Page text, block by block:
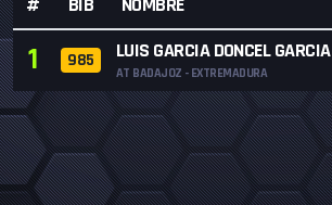
1 985 LUIS GARCIA DONCEL GARCIA
AT BADAJOZ - EXTREMADURA